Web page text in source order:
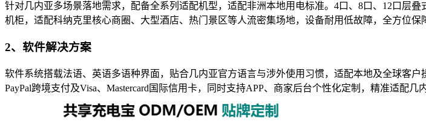
针对几内亚多场景落地需求，配备全系列适配机型，适配非洲本地用电标准。4口、8口、12口层
机柜，适配科纳克里核心商圈、大型酒店、热门景区等人流密集场地，设备耐用低故障，全方位保
2、软件解决方案
软件系统搭载法语、英语多语种界面，贴合几内亚官方语言与涉外使用习惯，适配本地及全球客户
PayPal跨境支付及Visa、Mastercard国际信用卡，同时支持APP、商家后台个性化定制，精准适配几